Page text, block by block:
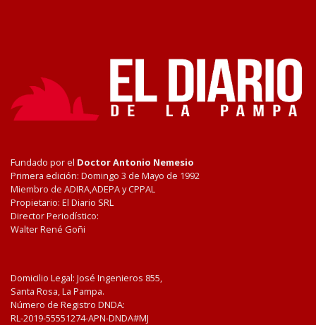
Fundado por el Doctor Antonio Nemesio
Primera edición: Domingo 3 de Mayo de 1992
Miembro de ADIRA,ADEPA y CPPAL
Propietario: El Diario SRL
Director Periodístico:
Walter René Goñi
Domicilio Legal: José Ingenieros 855,
Santa Rosa, La Pampa.
Número de Registro DNDA:
RL-2019-55551274-APN-DNDA#MJ